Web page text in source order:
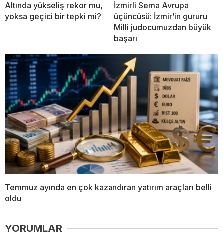
Altında yükseliş rekor mu,
yoksa geçici bir tepki mi?
İzmirli Sema Avrupa
üçüncüsü: İzmir’in gururu
Milli judocumuzdan büyük
başarı
Temmuz ayında en çok kazandıran yatırım araçları belli
oldu
YORUMLAR